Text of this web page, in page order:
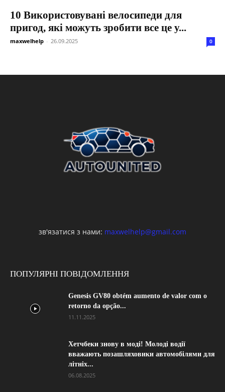
10 Використовувані велосипеди для
пригод, які можуть зробити все це у...
maxwelhelp - 26.09.2025 0
зв'язатися з нами: maxwelhelp@gmail.com
ПОПУЛЯРНІ ПОВІДОМЛЕННЯ
Genesis GV80 obtém aumento de valor com o
retorno da opção...
11.11.2025
Хетчбеки знову в моді! Молоді водії
вважають позашляховики автомобілями для
літніх...
06.08.2025